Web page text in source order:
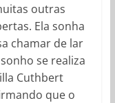
outras
Ela sonha
chamar de lar
se realiza
Cuthbert
que o